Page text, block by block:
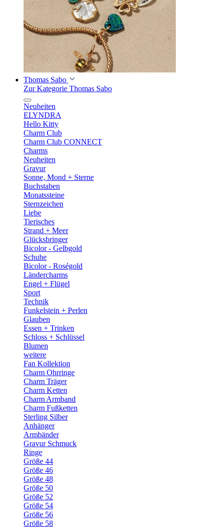
Thomas Sabo
Zur Kategorie Thomas Sabo
Neuheiten
ELYNDRA
Hello Kitty
Charm Club
Charm Club CONNECT
Charms
Neuheiten
Gravur
Sonne, Mond + Sterne
Buchstaben
Monatssteine
Sternzeichen
Liebe
Tierisches
Strand + Meer
Glücksbringer
Bicolor - Gelbgold
Schuhe
Bicolor - Roségold
Ländercharms
Engel + Flügel
Sport
Technik
Funkelstein + Perlen
Glauben
Essen + Trinken
Schloss + Schlüssel
Blumen
weitere
Fan Kollektion
Charm Ohrringe
Charm Träger
Charm Ketten
Charm Armband
Charm Fußketten
Sterling Silber
Anhänger
Armbänder
Gravur Schmuck
Ringe
Größe 44
Größe 46
Größe 48
Größe 50
Größe 52
Größe 54
Größe 56
Größe 58